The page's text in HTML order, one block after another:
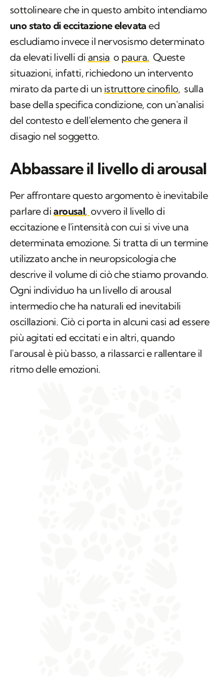
sottolineare che in questo ambito intendiamo
uno stato di eccitazione elevata ed
escludiamo invece il nervosismo determinato
da elevati livelli di ansia o paura. Queste
situazioni, infatti, richiedono un intervento
mirato da parte di un istruttore cinofilo, sulla
base della specifica condizione, con un'analisi
del contesto e dell'elemento che genera il
disagio nel soggetto.
Abbassare il livello di arousal
Per affrontare questo argomento è inevitabile
parlare diarousal, ovvero il livello di
eccitazione e l'intensità con cui si vive una
determinata emozione. Si tratta di un termine
utilizzato anche in neuropsicologia che
descrive il volume di ciò che stiamo provando.
Ogni individuo ha un livello di arousal
intermedio che ha naturali ed inevitabili
oscillazioni. Ciò ci porta in alcuni casi ad essere
più agitati ed eccitati e in altri, quando
l'arousal è più basso, a rilassarci e rallentare il
ritmo delle emozioni.